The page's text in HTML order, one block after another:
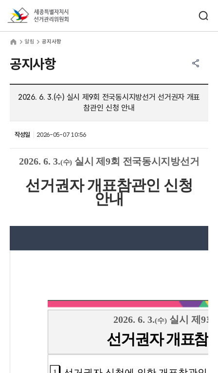
알림 공지사항
공지사항
2026. 6. 3.(수) 실시 제9회 전국동시지방선거 선거권자 개표
참관인 신청 안내
작성일 2026-05-07 10:56
2026. 6. 3.(수) 실시 제9회 전국동시지방선거
선거권자 개표참관인 신청
안내